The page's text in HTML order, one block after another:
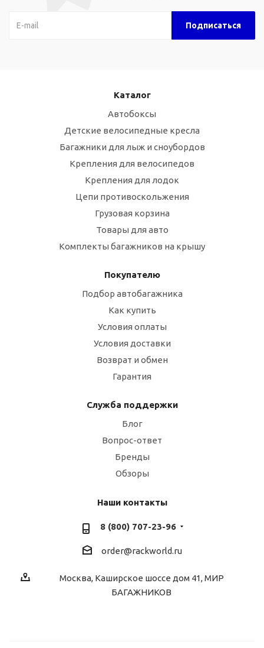
Каталог
Автобоксы
Детские велосипедные кресла
Багажники для лыж и сноубордов
Крепления для велосипедов
Крепления для лодок
Цепи противоскольжения
Грузовая корзина
Товары для авто
Комплекты багажников на крышу
Покупателю
Подбор автобагажника
Как купить
Условия оплаты
Условия доставки
Возврат и обмен
Гарантия
Служба поддержки
Блог
Вопрос-ответ
Бренды
Обзоры
Наши контакты
8 (800) 707-23-96
order@rackworld.ru
Москва, Каширское шоссе дом 41, МИР
БАГАЖНИКОВ